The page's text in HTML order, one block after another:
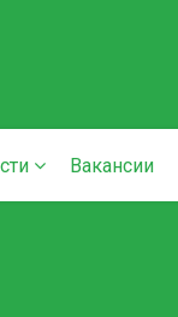
Вакансии